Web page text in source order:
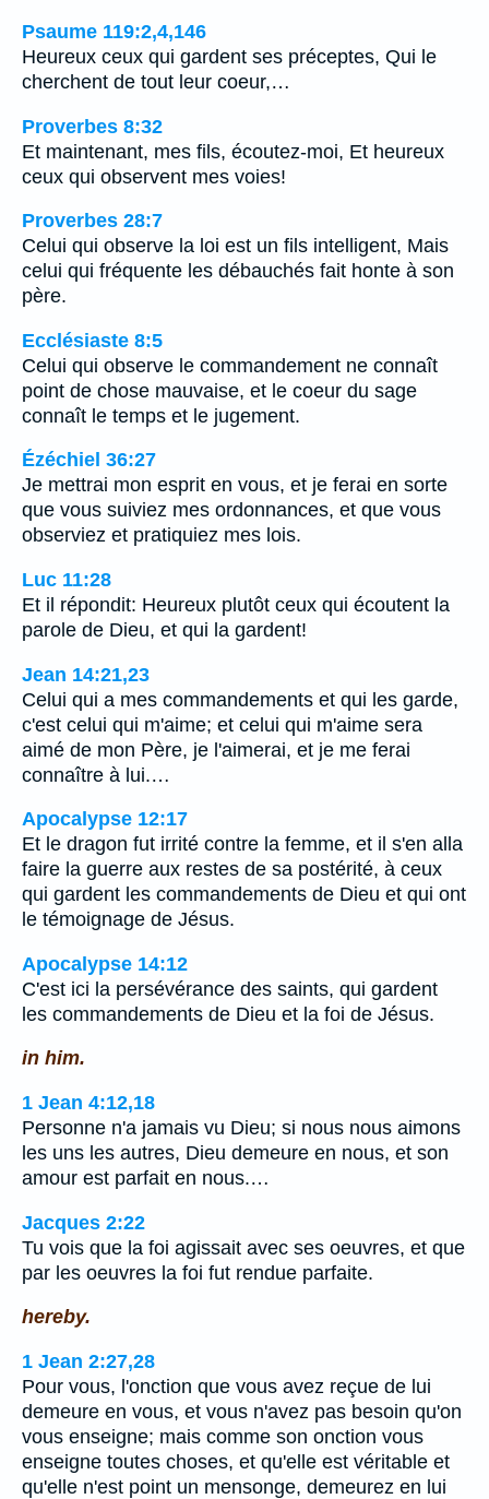
Psaume 119:2,4,146
Heureux ceux qui gardent ses préceptes, Qui le
cherchent de tout leur coeur,…
Proverbes 8:32
Et maintenant, mes fils, écoutez-moi, Et heureux
ceux qui observent mes voies!
Proverbes 28:7
Celui qui observe la loi est un fils intelligent, Mais
celui qui fréquente les débauchés fait honte à son
père.
Ecclésiaste 8:5
Celui qui observe le commandement ne connaît
point de chose mauvaise, et le coeur du sage
connaît le temps et le jugement.
Ézéchiel 36:27
Je mettrai mon esprit en vous, et je ferai en sorte
que vous suiviez mes ordonnances, et que vous
observiez et pratiquiez mes lois.
Luc 11:28
Et il répondit: Heureux plutôt ceux qui écoutent la
parole de Dieu, et qui la gardent!
Jean 14:21,23
Celui qui a mes commandements et qui les garde,
c'est celui qui m'aime; et celui qui m'aime sera
aimé de mon Père, je l'aimerai, et je me ferai
connaître à lui.…
Apocalypse 12:17
Et le dragon fut irrité contre la femme, et il s'en alla
faire la guerre aux restes de sa postérité, à ceux
qui gardent les commandements de Dieu et qui ont
le témoignage de Jésus.
Apocalypse 14:12
C'est ici la persévérance des saints, qui gardent
les commandements de Dieu et la foi de Jésus.
in him.
1 Jean 4:12,18
Personne n'a jamais vu Dieu; si nous nous aimons
les uns les autres, Dieu demeure en nous, et son
amour est parfait en nous.…
Jacques 2:22
Tu vois que la foi agissait avec ses oeuvres, et que
par les oeuvres la foi fut rendue parfaite.
hereby.
1 Jean 2:27,28
Pour vous, l'onction que vous avez reçue de lui
demeure en vous, et vous n'avez pas besoin qu'on
vous enseigne; mais comme son onction vous
enseigne toutes choses, et qu'elle est véritable et
qu'elle n'est point un mensonge, demeurez en lui